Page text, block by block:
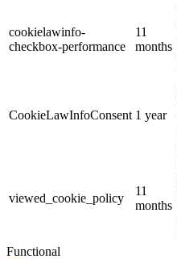
cookielawinfo-
checkbox-performance
11
months
CookieLawInfoConsent 1 year
viewed_cookie_policy
11
months
Functional